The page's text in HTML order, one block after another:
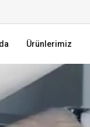
Ürünlerimiz